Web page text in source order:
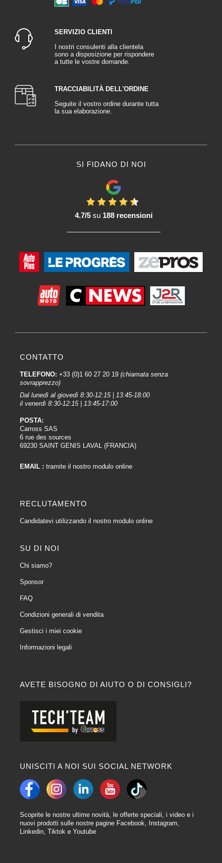
SERVIZIO CLIENTI
I nostri consulenti alla clientela
sono a disposizione per rispondere
a tutte le vostre domande.
TRACCIABILITÀ DELL'ORDINE
Seguite il vostro ordine durante tutta
la sua elaborazione.
SI FIDANO DI NOI
4.7/5su 188 recensioni
AVETE BISOGNO DI AIUTO O DI CONSIGLI?
UNISCITI A NOI SUI SOCIAL NETWORK
Scoprite le nostre ultime novità, le offerte speciali, i video e i
nuovi prodotti sulle nostre pagine Facebook, Instagram,
Linkedin, Tiktok e Youtube
CONTATTO
TELEFONO: +33 (0)1 60 27 20 19 (chiamata senza
sovrapprezzo)
Dal lunedì al giovedì 8:30-12:15 | 13:45-18:00
il venerdì 8:30-12:15 | 13:45-17:00
POSTA:
Carross SAS
6 rue des sources
69230 SAINT GENIS LAVAL (FRANCIA)
EMAIL : tramite il nostro modulo online
RECLUTAMENTO
Candidatevi utilizzando il nostro modulo online
SU DI NOI
Chi siamo?
Sponsor
FAQ
Condizioni generali di vendita
Gestisci i miei cookie
Informazioni legali